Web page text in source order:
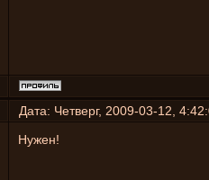
Дата: Четверг, 2009-03-12,
Нужен!